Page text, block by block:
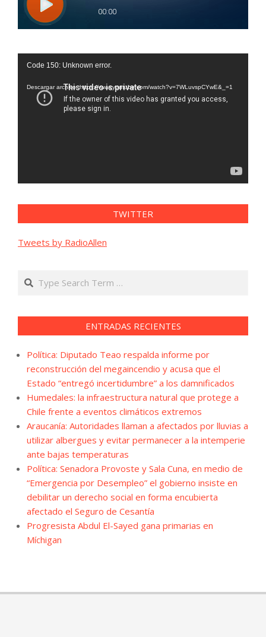
Reproductor
vídeo
Code 150: Unknown error.
Descargar archivo: https://www.youtube.com/watch?v=7WLuvspCYwE&_=1
TWITTER
Tweets by RadioAllen
Search
ENTRADAS RECIENTES
Política: Diputado Teao respalda informe por
reconstrucción del megaincendio y acusa que el
Estado “entregó incertidumbre” a los damnificados
Humedales: la infraestructura natural que protege a
Chile frente a eventos climáticos extremos
Araucanía: Autoridades llaman a afectados por lluvias a
utilizar albergues y evitar permanecer a la intemperie
ante bajas temperaturas
Política: Senadora Provoste y Sala Cuna, en medio de
“Emergencia por Desempleo” el gobierno insiste en
debilitar un derecho social en forma encubierta
afectado el Seguro de Cesantía
Progresista Abdul El-Sayed gana primarias en
Míchigan